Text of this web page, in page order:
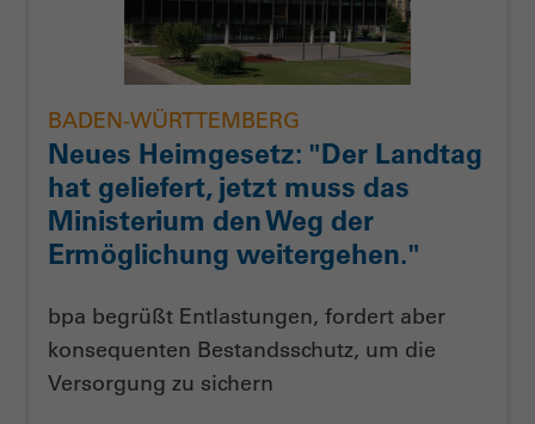
BADEN-WÜRTTEMBERG
Neues Heimgesetz: "Der Landtag
hat geliefert, jetzt muss das
Ministerium den Weg der
Ermöglichung weitergehen."
bpa begrüßt Entlastungen, fordert aber
konsequenten Bestandsschutz, um die
Versorgung zu sichern